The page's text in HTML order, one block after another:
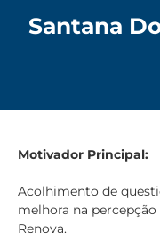
Santana
Motivador Principal:
Acolhimento de
melhora na percepção
Renova.